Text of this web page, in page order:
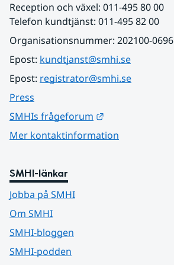
Reception och växel: 011-495 80 00
Telefon kundtjänst: 011-495 82 00
Organisationsnummer: 202100-0696
Epost: kundtjanst@smhi.se
Epost: registrator@smhi.se
Press
SMHIs frågeforum
Mer kontaktinformation
SMHI-länkar
Jobba på SMHI
Om SMHI
SMHI-bloggen
SMHI-podden